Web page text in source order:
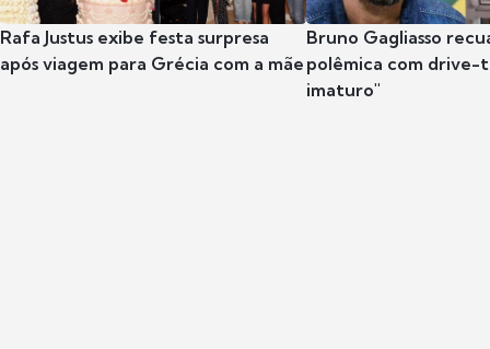
Rafa Justus exibe festa surpresa
após viagem para Grécia com a mãe
Bruno Gagliasso
polêmica com drive-
imaturo"